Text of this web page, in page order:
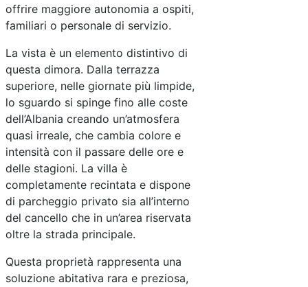
offrire maggiore autonomia a ospiti,
familiari o personale di servizio.
La vista è un elemento distintivo di
questa dimora. Dalla terrazza
superiore, nelle giornate più limpide,
lo sguardo si spinge fino alle coste
dell’Albania creando un’atmosfera
quasi irreale, che cambia colore e
intensità con il passare delle ore e
delle stagioni. La villa è
completamente recintata e dispone
di parcheggio privato sia all’interno
del cancello che in un’area riservata
oltre la strada principale.
Questa proprietà rappresenta una
soluzione abitativa rara e preziosa,